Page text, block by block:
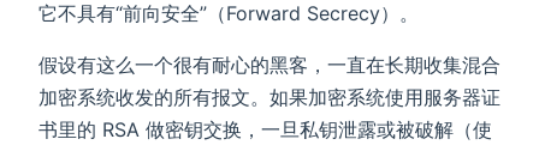
它不具有“前向安全”（Forward Secrecy）。
假设有这么一个很有耐心的黑客，一直在长期收集混合
加密系统收发的所有报文。如果加密系统使用服务器证
书里的 RSA 做密钥交换，一旦私钥泄露或被破解（使